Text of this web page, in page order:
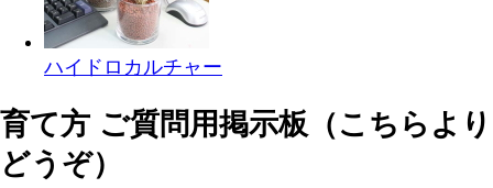
ハイドロカルチャー
育て方 ご質問用掲示板（こちらより
どうぞ）